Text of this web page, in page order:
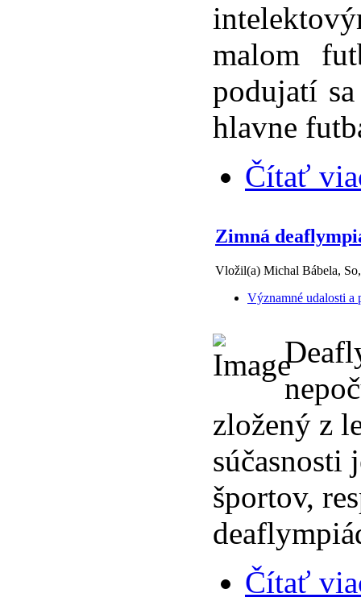
malom
podujatí
hlavne
Čítať
Zimná
Vložil(a) Michal Bábela,
Významné udalosti a
zložený z
súčasnosti
športov,
Čítať